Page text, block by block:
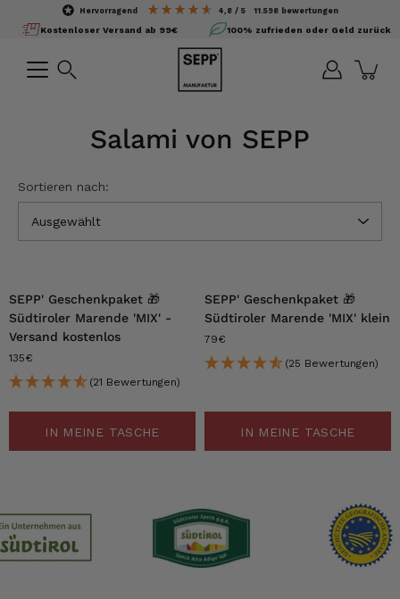
überspringen
Kostenloser Versand ab 99€
hervorragend 4,8 / 5 11.598 bewertungen
100% zufrieden oder Geld zurück
Salami von SEPP
Sortieren nach:
Ausgewählt
SEPP' Geschenkpaket 🎁
Südtiroler Marende 'MIX' -
Versand kostenlos
135€
(21 Bewertungen)
IN MEINE TASCHE
SEPP' Geschenkpaket 🎁
Südtiroler Marende 'MIX' klein
79€
(25 Bewertungen)
IN MEINE TASCHE